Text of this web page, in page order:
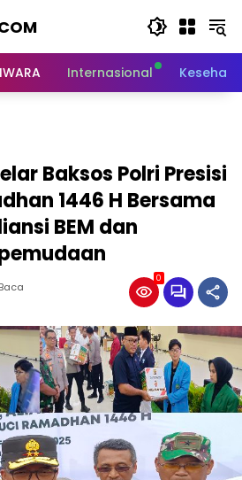
Internasional
Baksos Polri Presisi
1446 H Bersama
BEM dan
0